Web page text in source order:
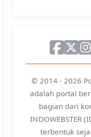
© 2014 - 2026
adalah portal
bagian dari
INDOWEBSTER
terbentuk